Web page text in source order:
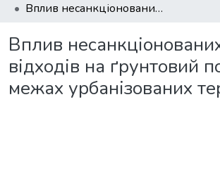
Вплив несанкціонованих звалищ відходів на ґрунтовий покрив в межах урбанізованих територій
Вплив
відходів на ґрунтовий
межах урбанізованих